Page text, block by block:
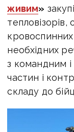
живим»
тепловізорів,
необхідних
з командним
частин і
складу до